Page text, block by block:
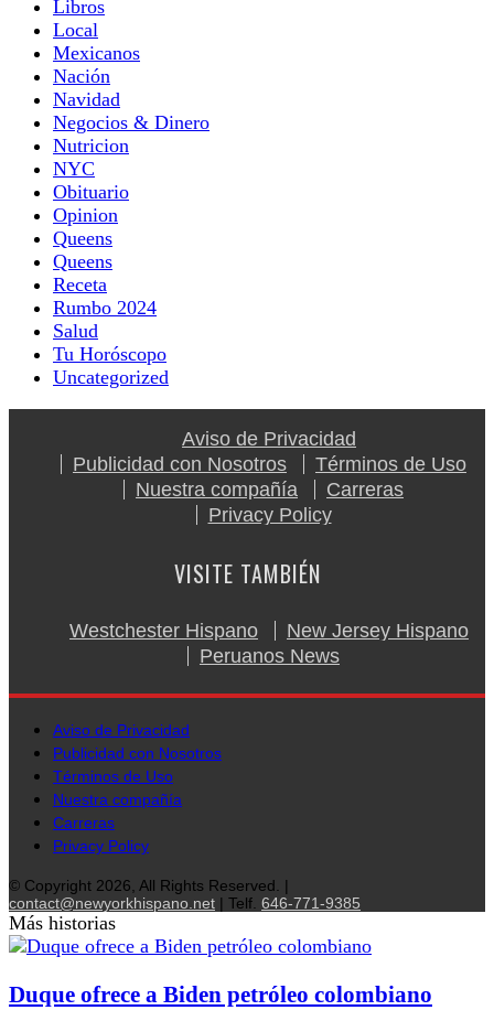
Libros
Local
Mexicanos
Nación
Navidad
Negocios & Dinero
Nutricion
NYC
Obituario
Opinion
Queens
Queens
Receta
Rumbo 2024
Salud
Tu Horóscopo
Uncategorized
Aviso de Privacidad
Publicidad con Nosotros
Términos de Uso
Nuestra compañía
Carreras
Privacy Policy
VISITE TAMBIÉN
Westchester Hispano
New Jersey Hispano
Peruanos News
Aviso de Privacidad
Publicidad con Nosotros
Términos de Uso
Nuestra compañía
Carreras
Privacy Policy
© Copyright 2026, All Rights Reserved. |
contact@newyorkhispano.net | Telf. 646-771-9385
Más historias
Duque ofrece a Biden petróleo colombiano